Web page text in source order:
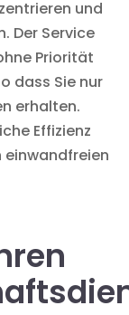
und
Der Service
Priorität
dass Sie nur
erhalten.
Effizienz